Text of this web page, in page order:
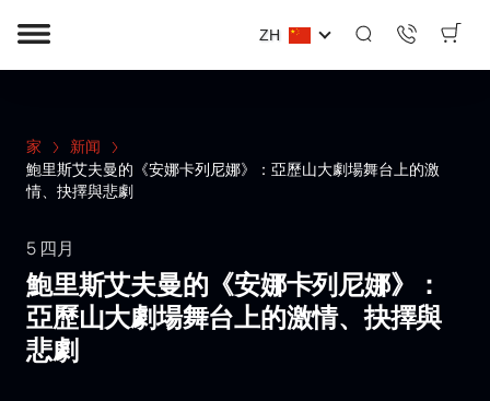
ZH
家
新闻
鮑里斯艾夫曼的《安娜卡列尼娜》：亞歷山大劇場舞台上的激
情、抉擇與悲劇
5 四月
鮑里斯艾夫曼的《安娜卡列尼娜》：
亞歷山大劇場舞台上的激情、抉擇與
悲劇